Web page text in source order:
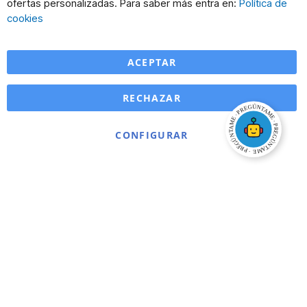
ofertas personalizadas. Para saber más entra en: Política de
cookies
ACEPTAR
CONFIGURAR
RECHAZAR